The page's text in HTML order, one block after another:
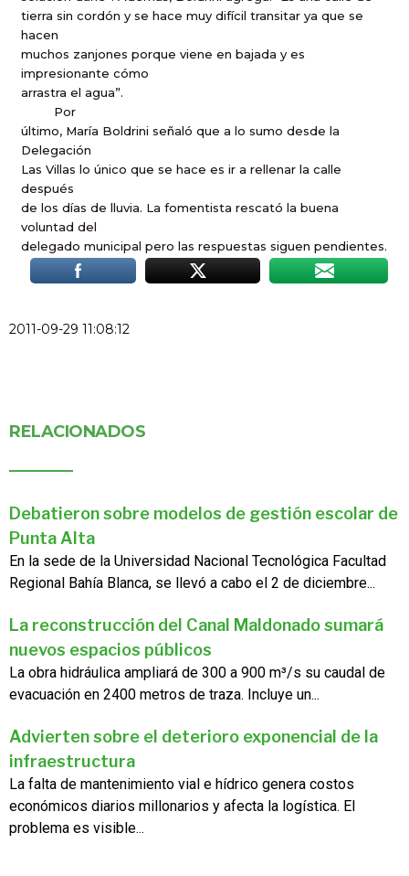
tierra sin cordón y se hace muy difícil transitar ya que se
hacen
muchos zanjones porque viene en bajada y es
impresionante cómo
arrastra el agua”.
Por
último, María Boldrini señaló que a lo sumo desde la
Delegación
Las Villas lo único que se hace es ir a rellenar la calle
después
de los días de lluvia. La fomentista rescató la buena
voluntad del
delegado municipal pero las respuestas siguen pendientes.
2011-09-29 11:08:12
RELACIONADOS
Debatieron sobre modelos de gestión escolar de
Punta Alta
En la sede de la Universidad Nacional Tecnológica Facultad
Regional Bahía Blanca, se llevó a cabo el 2 de diciembre...
La reconstrucción del Canal Maldonado sumará
nuevos espacios públicos
La obra hidráulica ampliará de 300 a 900 m³/s su caudal de
evacuación en 2400 metros de traza. Incluye un...
Advierten sobre el deterioro exponencial de la
infraestructura
La falta de mantenimiento vial e hídrico genera costos
económicos diarios millonarios y afecta la logística. El
problema es visible...